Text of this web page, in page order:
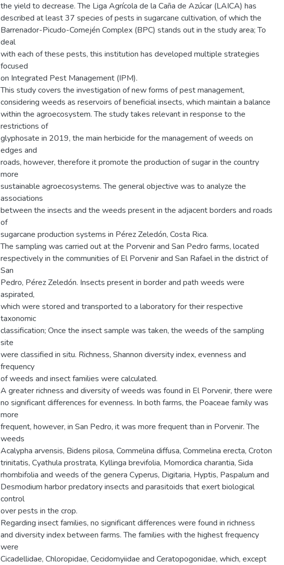
the yield to decrease. The Liga Agrícola de la Caña de Azúcar (LAICA) has
described at least 37 species of pests in sugarcane cultivation, of which the
Barrenador-Picudo-Comején Complex (BPC) stands out in the study area; To
deal
with each of these pests, this institution has developed multiple strategies
focused
on Integrated Pest Management (IPM).
This study covers the investigation of new forms of pest management,
considering weeds as reservoirs of beneficial insects, which maintain a balance
within the agroecosystem. The study takes relevant in response to the
restrictions of
glyphosate in 2019, the main herbicide for the management of weeds on
edges and
roads, however, therefore it promote the production of sugar in the country
more
sustainable agroecosystems. The general objective was to analyze the
associations
between the insects and the weeds present in the adjacent borders and roads
of
sugarcane production systems in Pérez Zeledón, Costa Rica.
The sampling was carried out at the Porvenir and San Pedro farms, located
respectively in the communities of El Porvenir and San Rafael in the district of
San
Pedro, Pérez Zeledón. Insects present in border and path weeds were
aspirated,
which were stored and transported to a laboratory for their respective
taxonomic
classification; Once the insect sample was taken, the weeds of the sampling
site
were classified in situ. Richness, Shannon diversity index, evenness and
frequency
of weeds and insect families were calculated.
A greater richness and diversity of weeds was found in El Porvenir, there were
no significant differences for evenness. In both farms, the Poaceae family was
more
frequent, however, in San Pedro, it was more frequent than in Porvenir. The
weeds
Acalypha arvensis, Bidens pilosa, Commelina diffusa, Commelina erecta, Croton
trinitatis, Cyathula prostrata, Kyllinga brevifolia, Momordica charantia, Sida
rhombifolia and weeds of the genera Cyperus, Digitaria, Hyptis, Paspalum and
Desmodium harbor predatory insects and parasitoids that exert biological
control
over pests in the crop.
Regarding insect families, no significant differences were found in richness
and diversity index between farms. The families with the highest frequency
were
Cicadellidae, Chloropidae, Cecidomyiidae and Ceratopogonidae, which, except